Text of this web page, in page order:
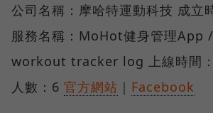
公司名稱：摩哈特運動科技 成立
服務名稱：MoHot健身管理App
workout tracker log 上線時間
人數：6 官方網站 ｜ Facebook